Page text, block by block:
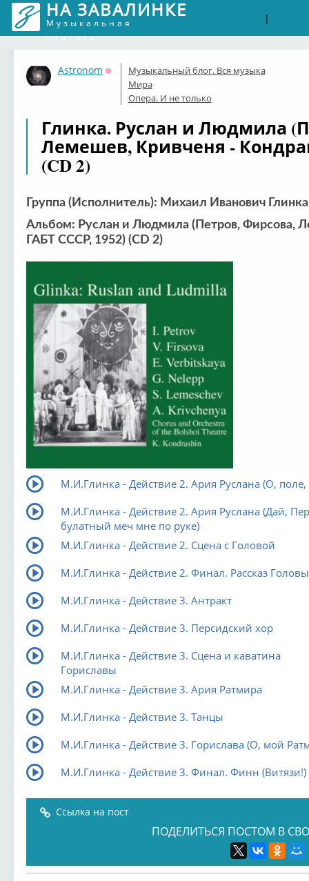
НА ЗАВАЛИНКЕ
Музыкальная
соцсеть
|
Astronom
Оффлайн
Музыкальный блог. Вся музыка
Мира
Опера. И не только
Глинка. Руслан и Людмила
Лемешев, Кривченя -
(CD 2)
Группа (Исполнитель): Михаил Иванович Глинка
Альбом: Руслан и Людмила (Петров, Фирсова,
ГАБТ СССР, 1952) (CD 2)
М.И.Глинка - Действие 2. Ария Руслана (О, поле,
М.И.Глинка - Действие 2. Ария Руслана (Дай,
булатный меч мне по руке)
М.И.Глинка - Действие 2. Сцена с Головой
М.И.Глинка - Действие 2. Финал. Рассказ Головы
М.И.Глинка - Действие 3. Антракт
М.И.Глинка - Действие 3. Персидский хор
М.И.Глинка - Действие 3. Сцена и каватина
Гориславы
М.И.Глинка - Действие 3. Ария Ратмира
М.И.Глинка - Действие 3. Танцы
М.И.Глинка - Действие 3. Горислава (О, мой
М.И.Глинка - Действие 3. Финал. Финн (Витязи!)
Ссылка на пост
ПОДЕЛИТЬСЯ ПОСТОМ В